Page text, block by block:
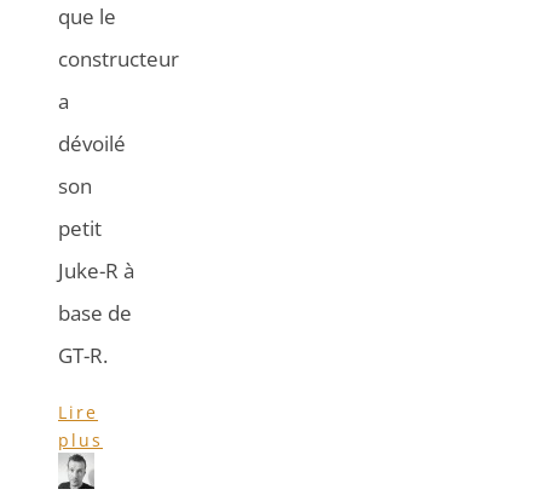
que le
constructeur
a
dévoilé
son
petit
Juke-R à
base de
GT-R.
Lire
plus